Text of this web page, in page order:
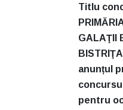
Titlu
GALAŢII
anunțul
pentru